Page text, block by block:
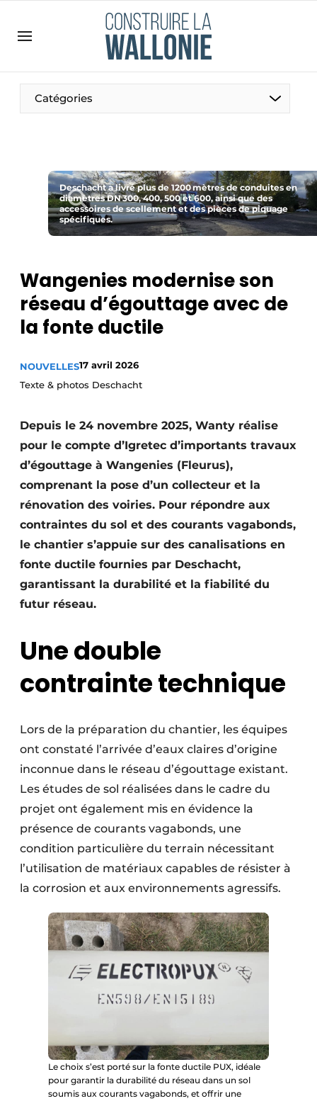
Emploi
Enregistrer une offre d’emploi
Meest gelezen
Newsletter
Podcasts
S’inscrire à l’événement
S’inscrire
Termes et conditions
Catégories
Construction bois
Contrôle d’accès
Éclairage
Fondations
Façades
Géotextiles
Protection solaire
Rénovation
Software
Techniques ferroviaires
Travaux ferroviaires
Deschacht a livré plus de 1200 mètres de conduites en
diamètres DN 300, 400, 500 et 600, ainsi que des
accessoires de scellement et des pièces de piquage
spécifiques.
Wangenies modernise son
réseau d’égouttage avec de
la fonte ductile
NOUVELLES17 avril 2026
Texte & photos Deschacht
Depuis le 24 novembre 2025, Wanty réalise
pour le compte d’Igretec d’importants travaux
d’égouttage à Wangenies (Fleurus),
comprenant la pose d’un collecteur et la
rénovation des voiries. Pour répondre aux
contraintes du sol et des courants vagabonds,
le chantier s’appuie sur des canalisations en
fonte ductile fournies par Deschacht,
garantissant la durabilité et la fiabilité du
futur réseau.
Une double
contrainte technique
Lors de la préparation du chantier, les équipes
ont constaté l’arrivée d’eaux claires d’origine
inconnue dans le réseau d’égouttage existant.
Les études de sol réalisées dans le cadre du
projet ont également mis en évidence la
présence de courants vagabonds, une
condition particulière du terrain nécessitant
l’utilisation de matériaux capables de résister à
la corrosion et aux environnements agressifs.
Le choix s’est porté sur la fonte ductile PUX, idéale
pour garantir la durabilité du réseau dans un sol
soumis aux courants vagabonds, et offrir une